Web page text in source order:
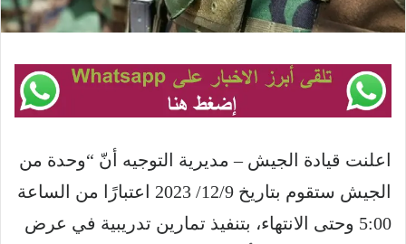
اعلنت قيادة الجيش – مديرية التوجيه أنّ “وحدة من
الجيش ستقوم بتاريخ 12/9/ 2023 اعتبارًا من الساعة
5:00 وحتى الانتهاء، بتنفيذ تمارين تدريبية في عرض